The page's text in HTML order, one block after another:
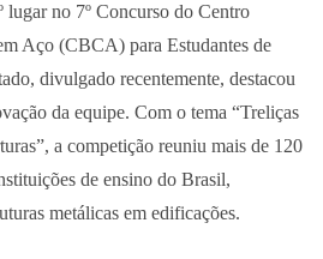
lugar no 7º Concurso do Centro
Aço (CBCA) para Estudantes de
divulgado recentemente, destacou
da equipe. Com o tema “Treliças
a competição reuniu mais de 120
de ensino do Brasil,
metálicas em edificações.